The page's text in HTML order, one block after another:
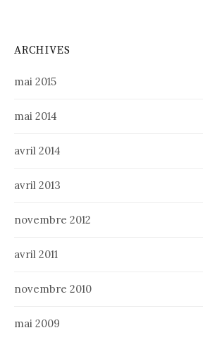
ARCHIVES
mai 2015
mai 2014
avril 2014
avril 2013
novembre 2012
avril 2011
novembre 2010
mai 2009